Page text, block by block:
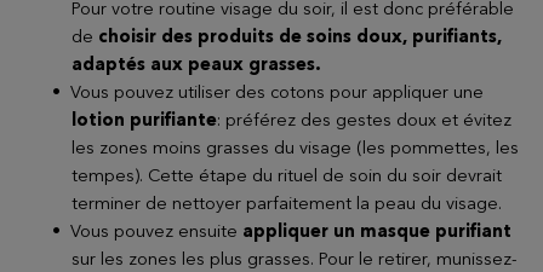
Pour votre routine visage du soir, il est donc préférable
de choisir des produits de soins doux, purifiants,
adaptés aux peaux grasses.
Vous pouvez utiliser des cotons pour appliquer une
lotion purifiante: préférez des gestes doux et évitez
les zones moins grasses du visage (les pommettes, les
tempes). Cette étape du rituel de soin du soir devrait
terminer de nettoyer parfaitement la peau du visage.
Vous pouvez ensuite appliquer un masque purifiant
sur les zones les plus grasses. Pour le retirer, munissez-